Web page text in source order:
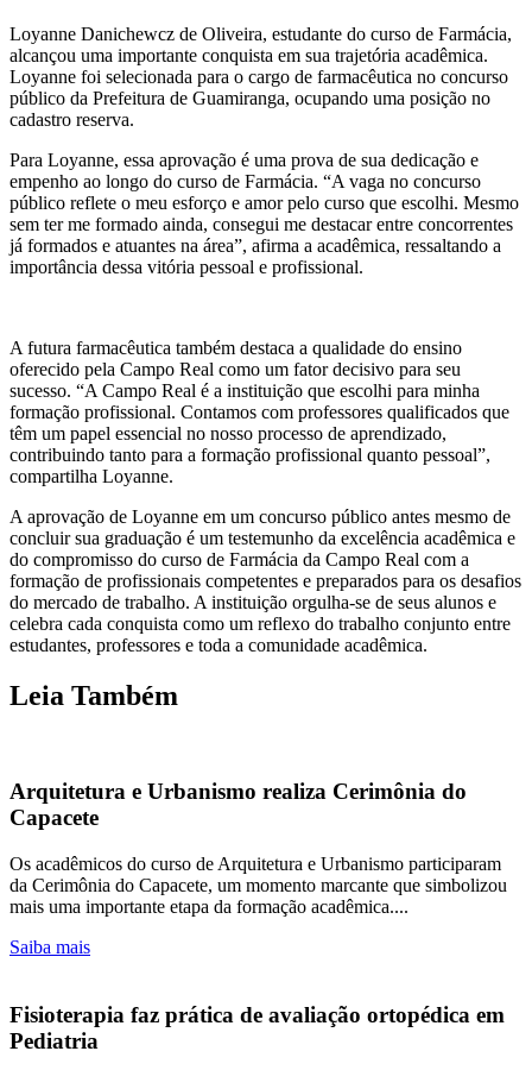
Loyanne Danichewcz de Oliveira, estudante do curso de Farmácia,
alcançou uma importante conquista em sua trajetória acadêmica.
Loyanne foi selecionada para o cargo de farmacêutica no concurso
público da Prefeitura de Guamiranga, ocupando uma posição no
cadastro reserva.
Para Loyanne, essa aprovação é uma prova de sua dedicação e
empenho ao longo do curso de Farmácia. “A vaga no concurso
público reflete o meu esforço e amor pelo curso que escolhi. Mesmo
sem ter me formado ainda, consegui me destacar entre concorrentes
já formados e atuantes na área”, afirma a acadêmica, ressaltando a
importância dessa vitória pessoal e profissional.
A futura farmacêutica também destaca a qualidade do ensino
oferecido pela Campo Real como um fator decisivo para seu
sucesso. “A Campo Real é a instituição que escolhi para minha
formação profissional. Contamos com professores qualificados que
têm um papel essencial no nosso processo de aprendizado,
contribuindo tanto para a formação profissional quanto pessoal”,
compartilha Loyanne.
A aprovação de Loyanne em um concurso público antes mesmo de
concluir sua graduação é um testemunho da excelência acadêmica e
do compromisso do curso de Farmácia da Campo Real com a
formação de profissionais competentes e preparados para os desafios
do mercado de trabalho. A instituição orgulha-se de seus alunos e
celebra cada conquista como um reflexo do trabalho conjunto entre
estudantes, professores e toda a comunidade acadêmica.
Leia Também
Arquitetura e Urbanismo realiza Cerimônia do
Capacete
Os acadêmicos do curso de Arquitetura e Urbanismo participaram
da Cerimônia do Capacete, um momento marcante que simbolizou
mais uma importante etapa da formação acadêmica....
Saiba mais
Fisioterapia faz prática de avaliação ortopédica em
Pediatria